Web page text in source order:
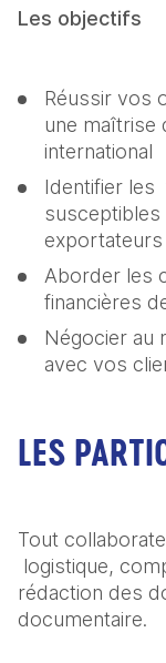
Les objectifs
Réussir vos
une maîtrise
international
Identifier les
susceptibles
Aborder les
financières
Négocier au
avec vos
LES
Tout
logistique,
rédaction des
documentaire.